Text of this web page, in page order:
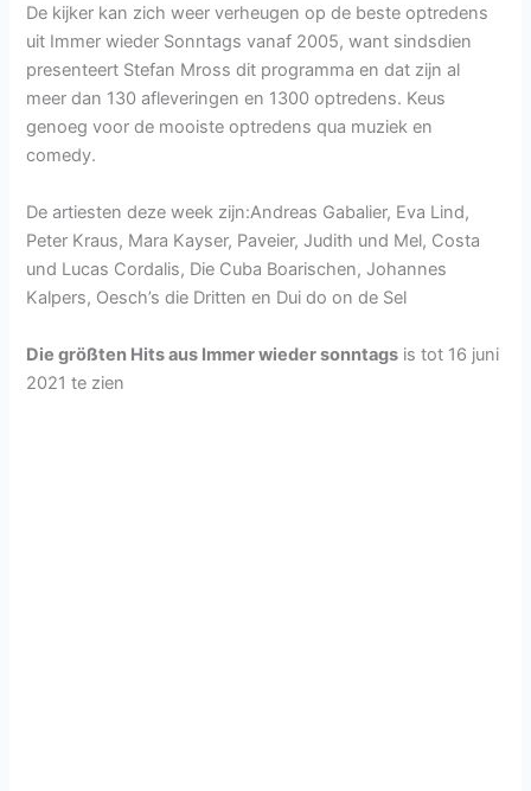
De kijker kan zich weer verheugen op de beste optredens
uit Immer wieder Sonntags vanaf 2005, want sindsdien
presenteert Stefan Mross dit programma en dat zijn al
meer dan 130 afleveringen en 1300 optredens. Keus
genoeg voor de mooiste optredens qua muziek en
comedy.
De artiesten deze week zijn:Andreas Gabalier, Eva Lind,
Peter Kraus, Mara Kayser, Paveier, Judith und Mel, Costa
und Lucas Cordalis, Die Cuba Boarischen, Johannes
Kalpers, Oesch’s die Dritten en Dui do on de Sel
Die größten Hits aus Immer wieder sonntags is tot 16 juni
2021 te zien